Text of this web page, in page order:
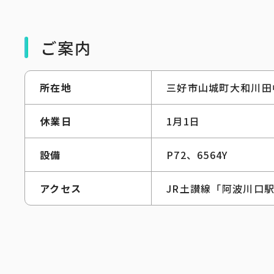
ご案内
所在地 三好市山城町大和川田
休業日 1月1日
設備 P72、6564Y
アクセス JR土讃線「阿波川口